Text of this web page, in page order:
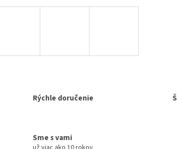
Rýchle doručenie
Sme s vami